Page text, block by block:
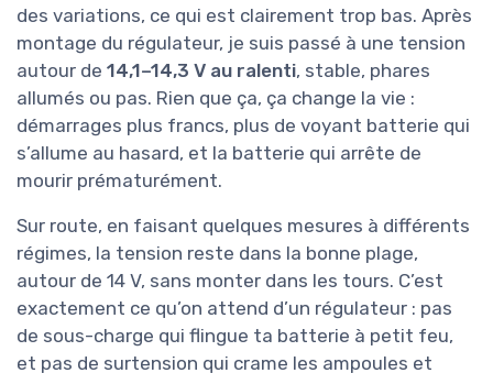
des variations, ce qui est clairement trop bas. Après
montage du régulateur, je suis passé à une tension
autour de 14,1–14,3 V au ralenti, stable, phares
allumés ou pas. Rien que ça, ça change la vie :
démarrages plus francs, plus de voyant batterie qui
s’allume au hasard, et la batterie qui arrête de
mourir prématurément.
Sur route, en faisant quelques mesures à différents
régimes, la tension reste dans la bonne plage,
autour de 14 V, sans monter dans les tours. C’est
exactement ce qu’on attend d’un régulateur : pas
de sous-charge qui flingue ta batterie à petit feu,
et pas de surtension qui crame les ampoules et